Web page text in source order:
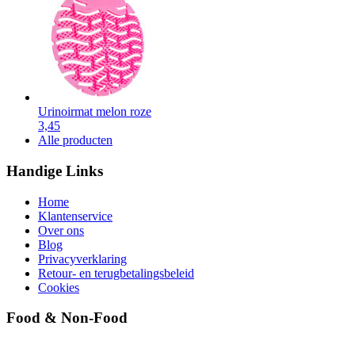
Urinoirmat melon roze
3,45
Alle producten
Handige Links
Home
Klantenservice
Over ons
Blog
Privacyverklaring
Retour- en terugbetalingsbeleid
Cookies
Food & Non-Food